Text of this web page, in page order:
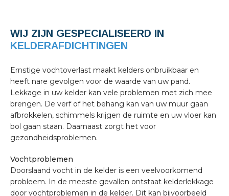
WIJ ZIJN GESPECIALISEERD IN
KELDERAFDICHTINGEN
Ernstige vochtoverlast maakt kelders onbruikbaar en
heeft nare gevolgen voor de waarde van uw pand.
Lekkage in uw kelder kan vele problemen met zich mee
brengen. De verf of het behang kan van uw muur gaan
afbrokkelen, schimmels krijgen de ruimte en uw vloer kan
bol gaan staan. Daarnaast zorgt het voor
gezondheidsproblemen.
Vochtproblemen
Doorslaand vocht in de kelder is een veelvoorkomend
probleem. In de meeste gevallen ontstaat kelderlekkage
door vochtproblemen in de kelder. Dit kan bijvoorbeeld